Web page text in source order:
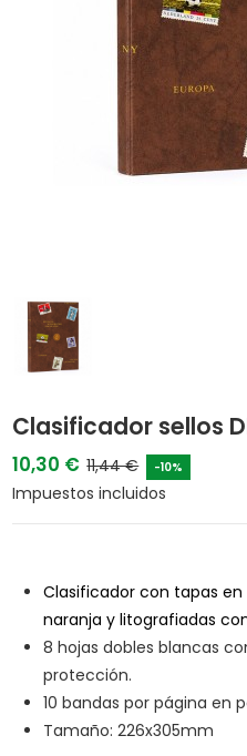
Clasificador sellos
10,30 € 11,44 € -10%
Impuestos incluidos
Clasificador con tapas
naranja y litografiadas
8 hojas dobles blancas
protección.
10 bandas por página en
Tamaño: 226x305mm